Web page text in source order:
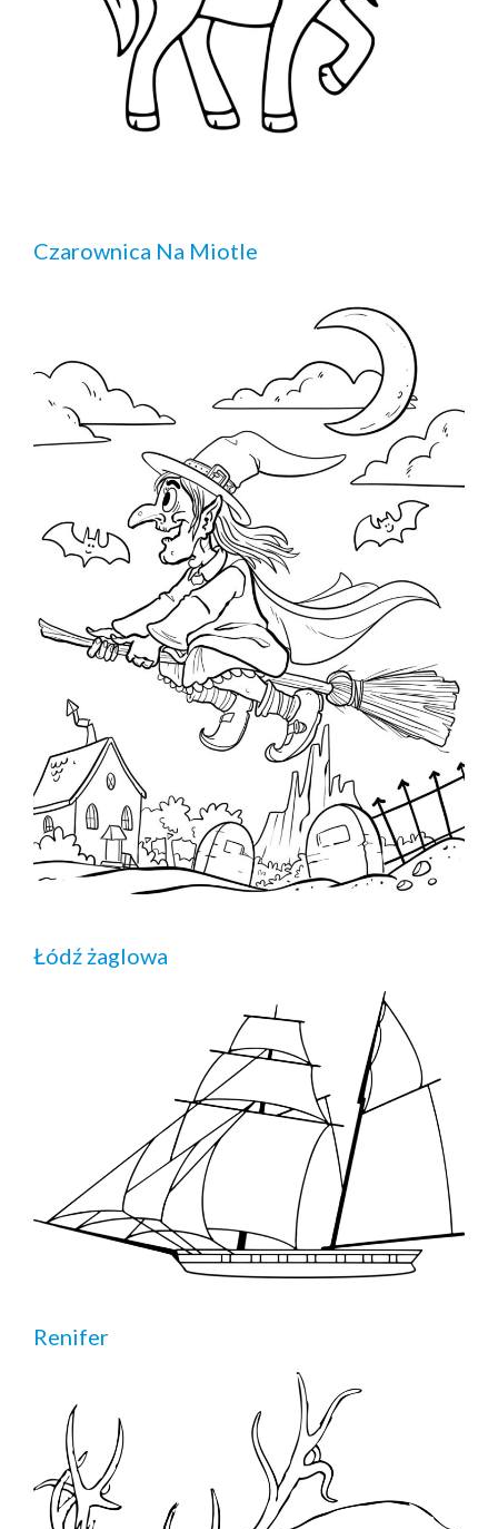
Czarownica Na Miotle
Łódź żaglowa
Renifer